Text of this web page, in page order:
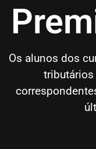
Os alunos dos
tributários